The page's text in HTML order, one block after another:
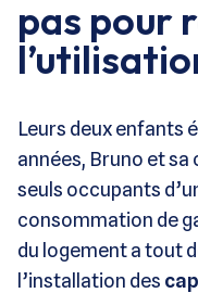
pas pour
Leurs deux enfants
années, Bruno et
seuls occupants
consommation de
du logement a tout
l’installation des